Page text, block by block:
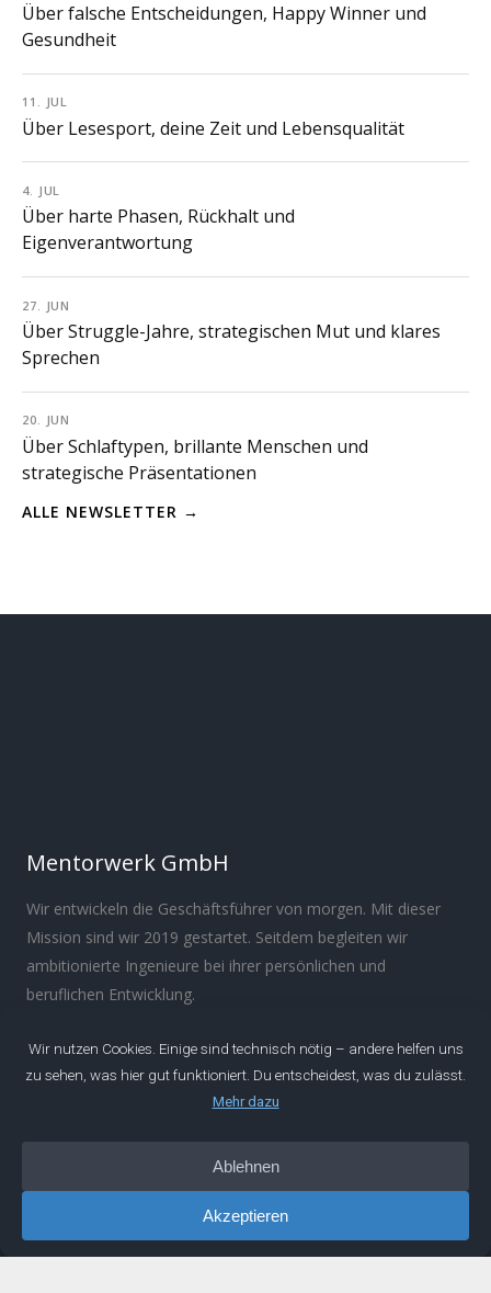
Über falsche Entscheidungen, Happy Winner und
Gesundheit
11. JUL
Über Lesesport, deine Zeit und Lebensqualität
4. JUL
Über harte Phasen, Rückhalt und
Eigenverantwortung
27. JUN
Über Struggle-Jahre, strategischen Mut und klares
Sprechen
20. JUN
Über Schlaftypen, brillante Menschen und
strategische Präsentationen
ALLE NEWSLETTER →
Mentorwerk GmbH
Wir entwickeln die Geschäftsführer von morgen. Mit dieser
Mission sind wir 2019 gestartet. Seitdem begleiten wir
ambitionierte Ingenieure bei ihrer persönlichen und
beruflichen Entwicklung.
Podcast
Newsletter
LINKS